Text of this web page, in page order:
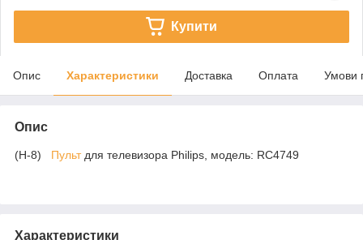
Купити
Опис Характеристики Доставка Оплата Умови
Опис
(H-8) Пультдля телевизора Philips, модель: RC4749
Характеристики